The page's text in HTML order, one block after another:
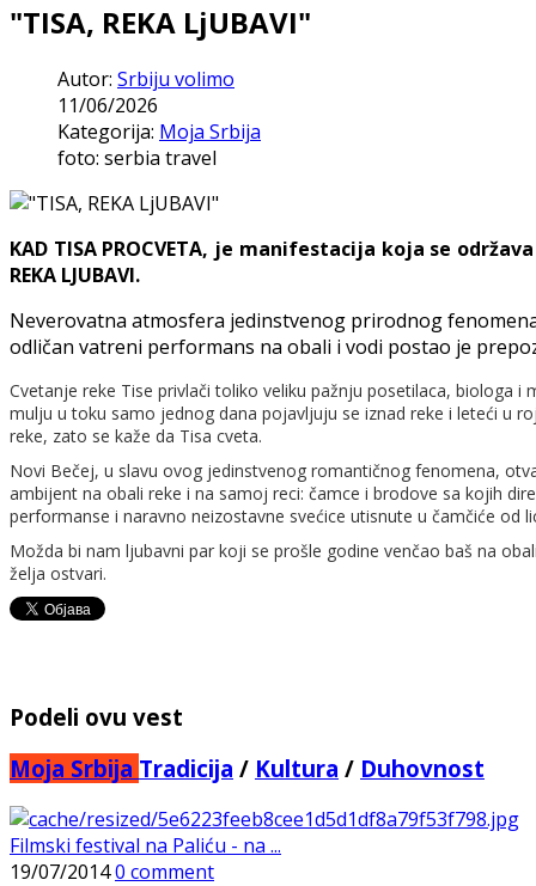
"TISA, REKA LjUBAVI"
Autor: Srbiju volimo
11/06/2026
Kategorija: Moja Srbija
foto: serbia travel
KAD TISA PROCVETA, je manifestacija koja se
REKA LJUBAVI.
Neverovatna atmosfera jedinstvenog prirodnog
odličan vatreni performans na obali i vodi postao je
Cvetanje reke Tise privlači toliko veliku pažnju posetilaca, biologa i
mulju u toku samo jednog dana pojavljuju se iznad reke i leteći u
reke, zato se kaže da Tisa cveta.
Novi Bečej, u slavu ovog jedinstvenog romantičnog fenomena,
ambijent na obali reke i na samoj reci: čamce i brodove sa kojih
performanse i naravno neizostavne svećice utisnute u čamčiće od
Možda bi nam ljubavni par koji se prošle godine venčao baš na
želja ostvari.
Podeli ovu vest
Moja Srbija Tradicija / Kultura / Duhovnost
Filmski festival na Paliću - na ...
19/07/20140 comment